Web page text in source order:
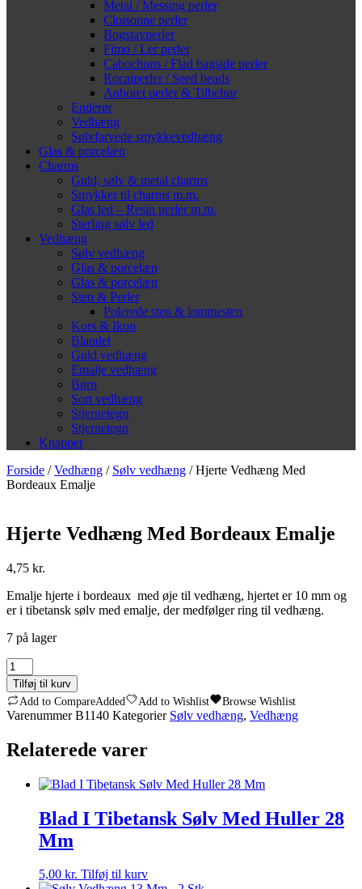
Metal / Messing perler
Cloisonne perler
Bogstavperler
Fimo / Ler perler
Cabochons / Flad bagside perler
Rocaiperler / Seed beads
Anboret perler & Tilbehør
Enderør
Vedhæng
Sølvfarvede smykkevedhæng
Glas & porcelæn
Charms
Guld, sølv & metal charms
Smykker til charms m.m.
Glas led – Resin perler m.m.
Sterling sølv led
Vedhæng
Sølv vedhæng
Glas & porcelæn
Glas & porcelæn
Sten & Perler
Polerede sten & lommesten
Kors & Ikon
Blandet
Guld vedhæng
Emalje vedhæng
Børn
Sort vedhæng
Stjernetegn
Stjernetegn
Knapper
Forside /Vedhæng / Sølv vedhæng / Hjerte Vedhæng Med
Bordeaux Emalje
Hjerte Vedhæng Med Bordeaux Emalje
4,75 kr.
Emalje hjerte i bordeaux med øje til vedhæng, hjertet er 10 mm og
er i tibetansk sølv med emalje, der medfølger ring til vedhæng.
7 på lager
Hjerte
Vedhæng
Med
Bordeaux
Emalje
Tilføj til kurv
Add to CompareAdded Add to Wishlist Browse Wishlist
VarenummerB1140 Kategorier Sølv vedhæng, Vedhæng
Relaterede varer
Blad I Tibetansk Sølv Med Huller 28
Mm
5,00 kr. Tilføj til kurv